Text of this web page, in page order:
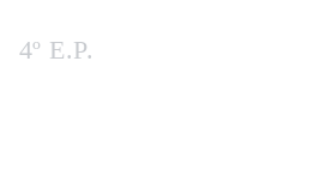
4º E.P.